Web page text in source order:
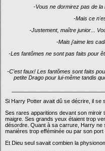
-Vous ne dormirez pas de la
-Mais ce
-Justement, maître junior...
-Mais j'aime les
-Les fantômes ne sont pas faits pour
-C'est faux! Les fantômes sont faits
petite Drago pour lui-même tandis
Si Harry Potter avait dû se décrire, il se
Ses rares apparitions devant son miroir
maigre. Ses grands yeux étaient trop
désordre. Quant à sa carrure, Harry ne
manières trop efféminée ou par son
Et Dieu seul savait combien la